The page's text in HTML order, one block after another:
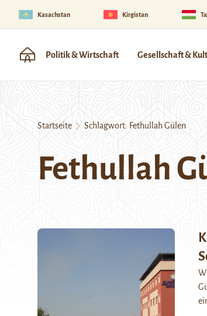
Kasachstan Kirgistan
Politik & Wirtschaft Gesellschaft &
Startseite Schlagwort: Fethullah Gülen
Fethullah